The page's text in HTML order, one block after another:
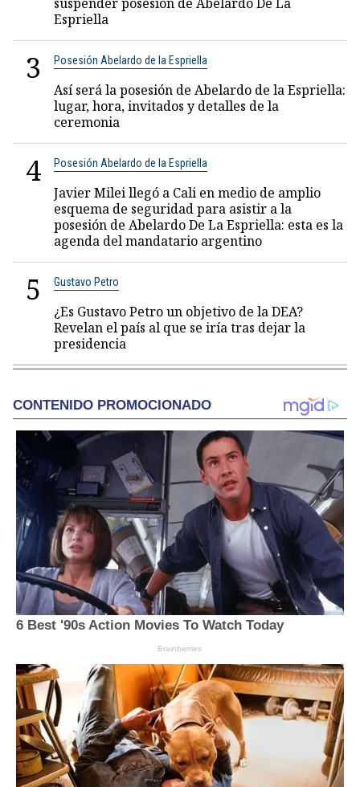
Espriella
3 Posesión Abelardo de la Espriella
Así será la posesión de Abelardo de la Espriella:
lugar, hora, invitados y detalles de la
ceremonia
4 Posesión Abelardo de la Espriella
Javier Milei llegó a Cali en medio de amplio
esquema de seguridad para asistir a la
posesión de Abelardo De La Espriella: esta es la
agenda del mandatario argentino
5 Gustavo Petro
¿Es Gustavo Petro un objetivo de la DEA?
Revelan el país al que se iría tras dejar la
presidencia